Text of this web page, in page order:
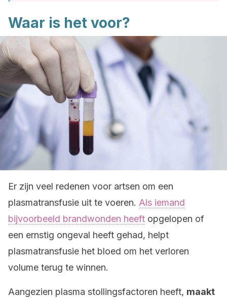
Waar is het voor?
Er zijn veel redenen voor artsen om een
plasmatransfusie uit te voeren. Als iemand
bijvoorbeeld brandwonden heeft opgelopen of
een ernstig ongeval heeft gehad, helpt
plasmatransfusie het bloed om het verloren
volume terug te winnen.
Aangezien plasma stollingsfactoren heeft, maakt